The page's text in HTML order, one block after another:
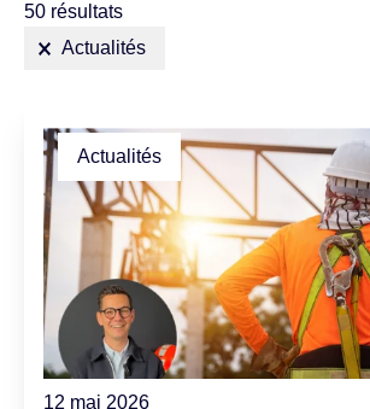
50 résultats
Filtres selectionnés
Actualités
Actualités
12 mai 2026